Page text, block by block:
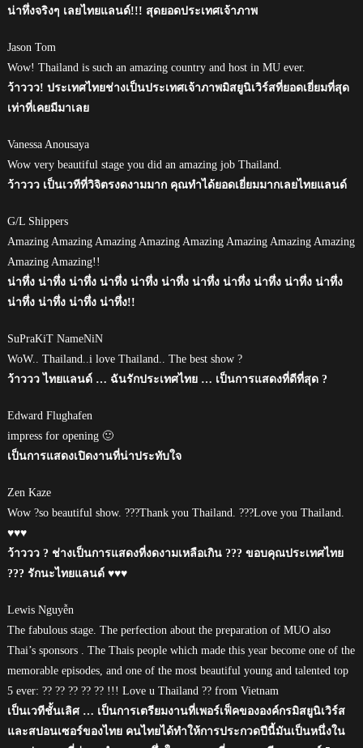
น่าทึ่งจริงๆ เลยไทยแลนด์!!! สุดยอดประเทศเจ้าภาพ
Jason Tom
Wow! Thailand is such an amazing country and host in MU ever.
ว้าววว! ประเทศไทยช่างเป็นประเทศเจ้าภาพมิสยูนิเวิร์สที่ยอดเยี่ยมที่สุด
เท่าที่เคยมีมาเลย
Vanessa Anousaya
Wow very beautiful stage you did an amazing job Thailand.
ว้าววว เป็นเวทีที่วิจิตรงดงามมาก คุณทำได้ยอดเยี่ยมมากเลยไทยแลนด์
G/L Shippers
Amazing Amazing Amazing Amazing Amazing Amazing Amazing Amazing
Amazing Amazing!!
น่าทึ่ง น่าทึ่ง น่าทึ่ง น่าทึ่ง น่าทึ่ง น่าทึ่ง น่าทึ่ง น่าทึ่ง น่าทึ่ง น่าทึ่ง น่าทึ่ง
น่าทึ่ง น่าทึ่ง น่าทึ่ง น่าทึ่ง!!
SuPraKiT NameNiN
WoW.. Thailand..i love Thailand.. The best show ?
ว้าววว ไทยแลนด์ … ฉันรักประเทศไทย … เป็นการแสดงที่ดีที่สุด ?
Edward Flughafen
impress for opening 🙂
เป็นการแสดงเปิดงานที่น่าประทับใจ
Zen Kaze
Wow ?so beautiful show. ???Thank you Thailand. ???Love you Thailand.
♥♥♥
ว้าววว ? ช่างเป็นการแสดงที่งดงามเหลือเกิน ??? ขอบคุณประเทศไทย
??? รักนะไทยแลนด์ ♥♥♥
Lewis Nguyễn
The fabulous stage. The perfection about the preparation of MUO also
Thai’s sponsors . The Thais people which made this year become one of the
memorable episodes, and one of the most beautiful young and talented top
5 ever: ?? ?? ?? ?? ?? !!! Love u Thailand ?? from Vietnam
เป็นเวทีชั้นเลิศ … เป็นการเตรียมงานที่เพอร์เฟ็คขององค์กรมิสยูนิเวิร์ส
และสปอนเซอร์ของไทย คนไทยได้ทำให้การประกวดปีนี้มันเป็นหนึ่งใน